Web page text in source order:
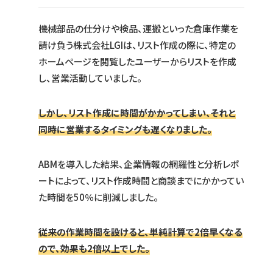
機械部品の仕分けや検品、運搬といった倉庫作業を
請け負う株式会社LGIは、リスト作成の際に、特定の
ホームページを閲覧したユーザーからリストを作成
し、営業活動していました。
しかし、リスト作成に時間がかかってしまい、それと
同時に営業するタイミングも遅くなりました。
ABMを導入した結果、企業情報の網羅性と分析レポ
ートによって、リスト作成時間と商談までにかかってい
た時間を50％に削減しました。
従来の作業時間を設けると、単純計算で2倍早くなる
ので、効果も2倍以上でした。